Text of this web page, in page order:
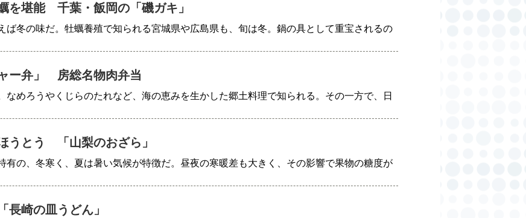
を堪能 千葉・飯岡の「磯ガキ」
ば冬の味だ。牡蠣養殖で知られる宮城県や広島県も、旬は冬。鍋の具として重宝されるの
ー弁」 房総名物肉弁当
なめろうやくじらのたれなど、海の恵みを生かした郷土料理で知られる。その一方で、日
うとう 「山梨のおざら」
有の、冬寒く、夏は暑い気候が特徴だ。昼夜の寒暖差も大きく、その影響で果物の糖度が
長崎の皿うどん」